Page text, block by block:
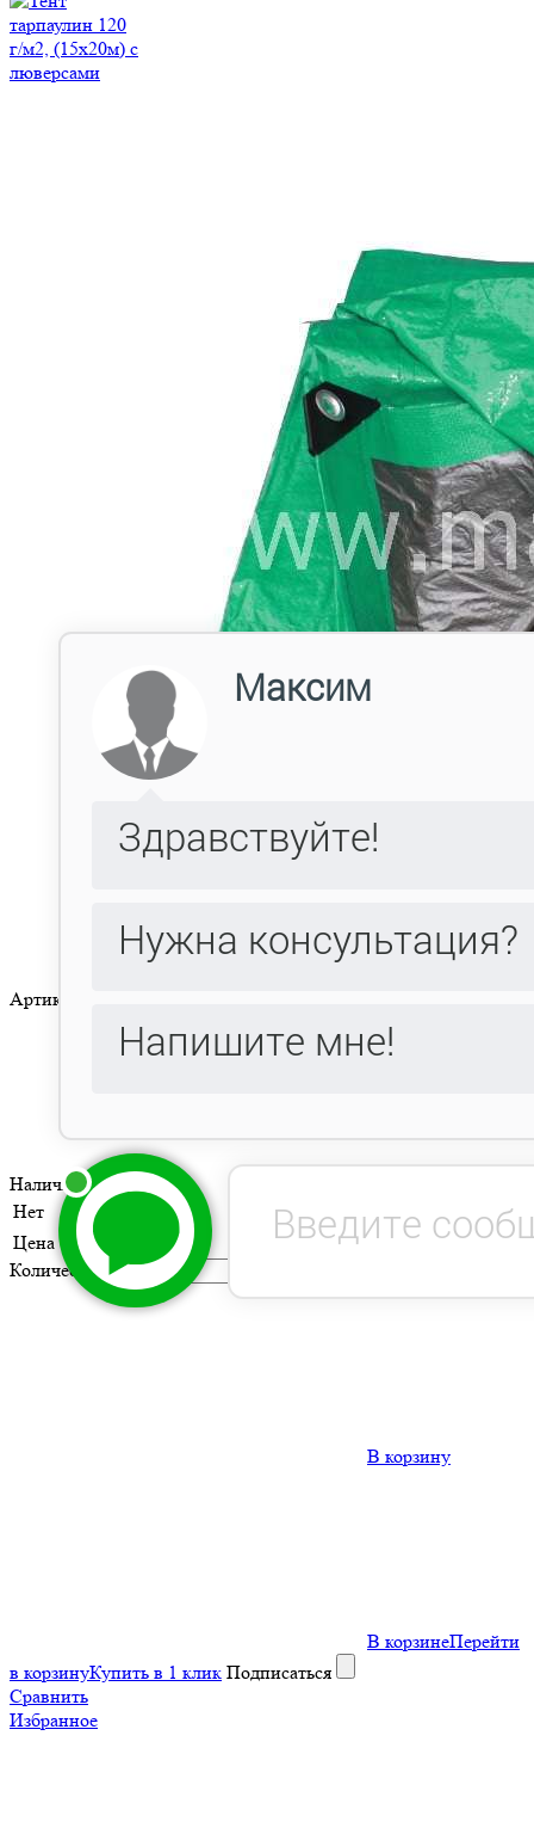
Артикул:
Наличие Есть
Нет
Цена 13 500 руб.
Количество-
В корзину
В корзинеПерейти
в корзинуКупить в 1 клик Подписаться
Сравнить
Избранное
Введите сообщение